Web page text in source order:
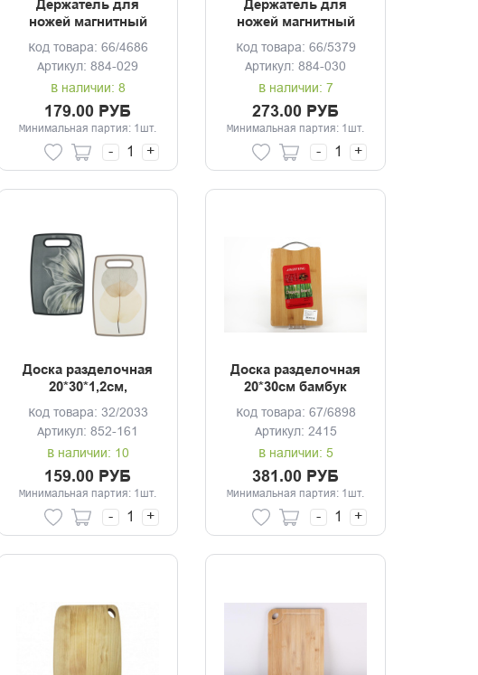
Держатель для
ножей магнитный
33*4.7см
Код товара: 66/4686
Артикул: 884-029
В наличии: 8
179.00 РУБ
Минимальная партия: 1шт.
- +
Держатель для
ножей магнитный
50*5см
Код товара: 66/5379
Артикул: 884-030
В наличии: 7
273.00 РУБ
Минимальная партия: 1шт.
- +
Доска разделочная
20*30*1,2см,
полипропилен, 2
дизайна
Код товара: 32/2033
Артикул: 852-161
В наличии: 10
159.00 РУБ
Минимальная партия: 1шт.
- +
Доска разделочная
20*30см бамбук
Код товара: 67/6898
Артикул: 2415
В наличии: 5
381.00 РУБ
Минимальная партия: 1шт.
- +